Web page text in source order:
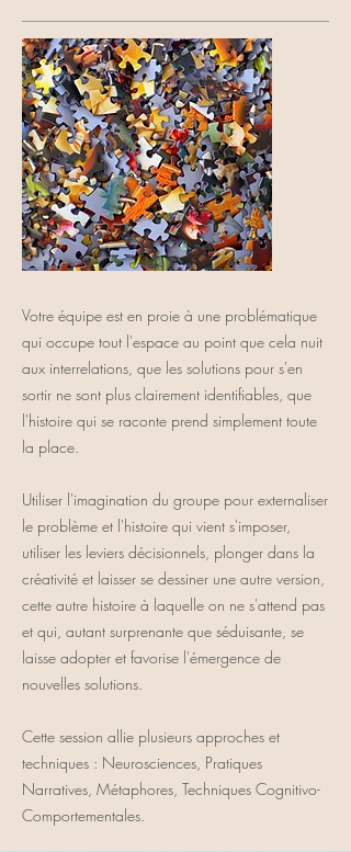
Votre équipe est en proie à une problématique
qui occupe tout l'espace au point que cela nuit
aux interrelations, que les solutions pour s'en
sortir ne sont plus clairement identifiables, que
l'histoire qui se raconte prend simplement toute
la place.
Utiliser l'imagination du groupe pour externaliser
le problème et l'histoire qui vient s'imposer,
utiliser les leviers décisionnels, plonger dans la
créativité et laisser se dessiner une autre version,
cette autre histoire à laquelle on ne s'attend pas
et qui, autant surprenante que séduisante, se
laisse adopter et favorise l'émergence de
nouvelles solutions.
Cette session allie plusieurs approches et
techniques : Neurosciences, Pratiques
Narratives, Métaphores, Techniques Cognitivo-
Comportementales.